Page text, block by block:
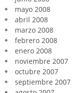
mayo 2008
abril 2008
marzo 2008
febrero 2008
enero 2008
noviembre 2007
octubre 2007
septiembre 2007